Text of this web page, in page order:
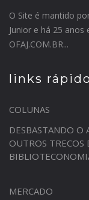
O Site é mantido
Junior e há 25
OFAJ.COM.BR...
links
COLUNAS
DESBASTANDO O
OUTROS TRECOS
MERCADO